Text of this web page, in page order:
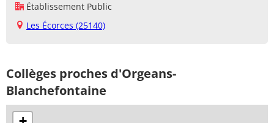
Établissement Public
Les Écorces (25140)
Collèges proches d'Orgeans-
Blanchefontaine